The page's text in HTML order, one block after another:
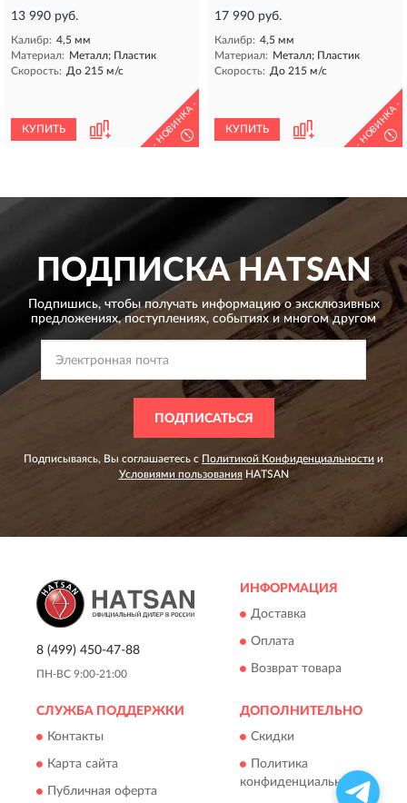
13 990 руб.
Калибр: 4,5 мм
Материал: Металл; Пластик
Скорость: До 215 м/с
КУПИТЬ - НОВИНКА -
!
17 990 руб.
Калибр: 4,5 мм
Материал: Металл; Пластик
Скорость: До 215 м/с
КУПИТЬ - НОВИНКА -
!
ПОДПИСКАHATSAN
Подпишись, чтобы получать информацию о эксклюзивных
предложениях,поступлениях, событиях и многом другом
ПОДПИСАТЬСЯ
Подписываясь, Вы соглашаетесь с Политикой Конфиденциальности и
Условиями пользованияHATSAN
8 (499) 450-47-88
ПН-ВС 9:00-21:00
ИНФОРМАЦИЯ
Доставка
Оплата
Возврат товара
СЛУЖБА ПОДДЕРЖКИ
Контакты
Карта сайта
Публичная оферта
ДОПОЛНИТЕЛЬНО
Скидки
Политика
конфиденциальности